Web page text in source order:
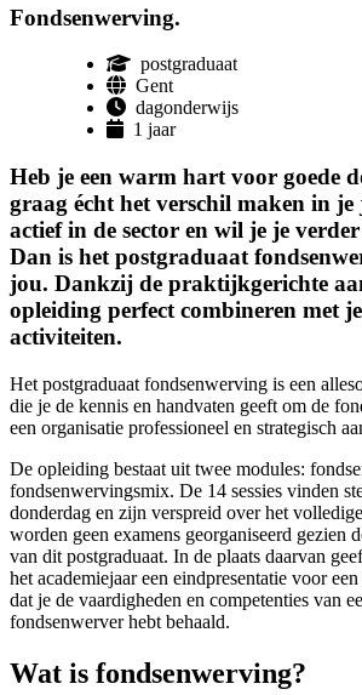
Fondsenwerving.
postgraduaat
Gent
dagonderwijs
1 jaar
Heb je een warm hart voor goede
graag écht het verschil maken in
actief in de sector en wil je je verder
Dan is het postgraduaat
jou. Dankzij de praktijkgerichte
opleiding perfect combineren met
activiteiten.
Het postgraduaat fondsenwerving is een
die je de kennis en handvaten geeft om de
een organisatie professioneel en strategisch
De opleiding bestaat uit twee modules:
fondsenwervingsmix. De 14 sessies vinden
donderdag en zijn verspreid over het
worden geen examens georganiseerd gezien
van dit postgraduaat. In de plaats daarvan
het academiejaar een eindpresentatie voor
dat je de vaardigheden en competenties van
fondsenwerver hebt behaald.
Wat is fondsenwerving?